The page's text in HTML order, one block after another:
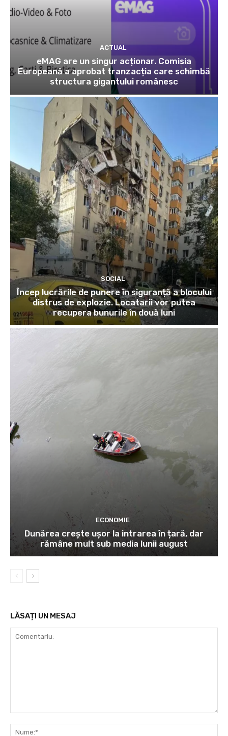
ACTUAL
eMAG are un singur acționar. Comisia
Europeană a aprobat tranzacția care schimbă
structura gigantului românesc
SOCIAL
Încep lucrările de punere în siguranță a blocului
distrus de explozie. Locatarii vor putea
recupera bunurile în două luni
ECONOMIE
Dunărea crește ușor la intrarea în țară, dar
rămâne mult sub media lunii august
LĂSAȚI UN MESAJ